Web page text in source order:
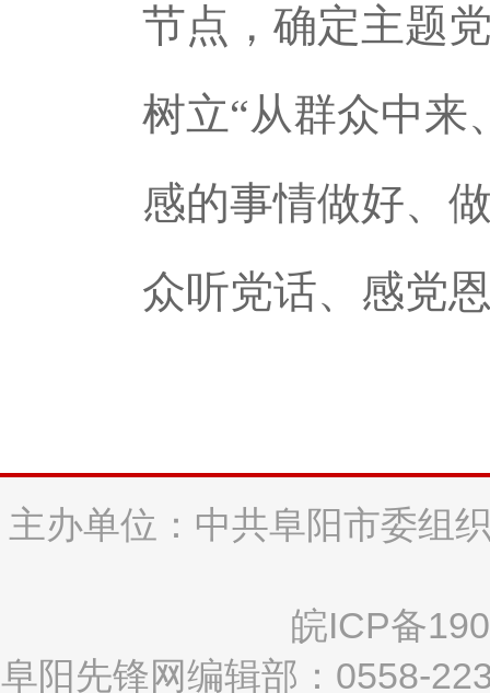
节点，确定主题
树立“从群众中来
感的事情做好、
众听党话、感党
主办单位：中共阜阳市委组
皖ICP备
阜阳先锋网编辑部：0558-